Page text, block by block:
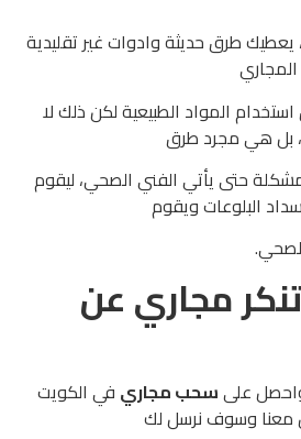
طرق حديثة وادوات غير تقليدية
المواد الطبيعية لكن ذلك لا
بل هي مجرد طرق
حتى يأتي الفني الصحي، ليقوم
البلوعات ويقوم
مجاري عن
علىسحب مجاريفي الكويت
وسوف نرسل لك